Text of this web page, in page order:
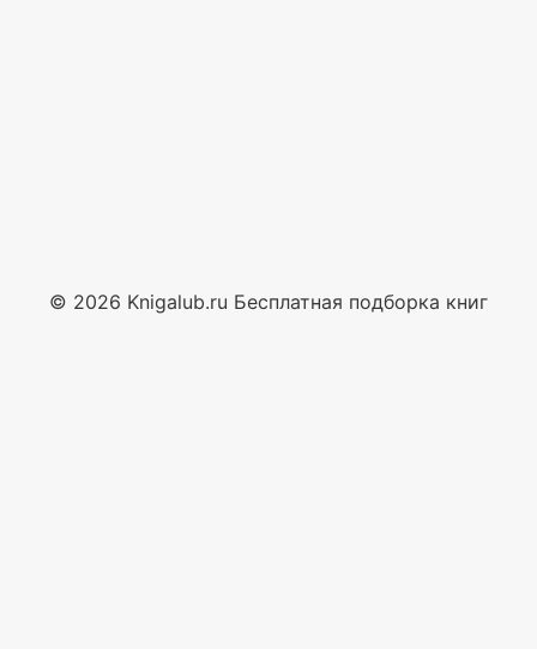
© 2026 Knigalub.ru Бесплатная подборка книг